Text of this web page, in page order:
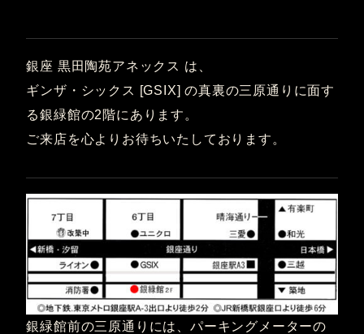
銀座 黒田陶苑アネックス は、
ギンザ・シックス [GSIX] の真裏の三原通りに面す
る銀緑館の2階にあります。
ご来店を心よりお待ちいたしております。
銀緑館前の三原通りには、パーキングメーターの